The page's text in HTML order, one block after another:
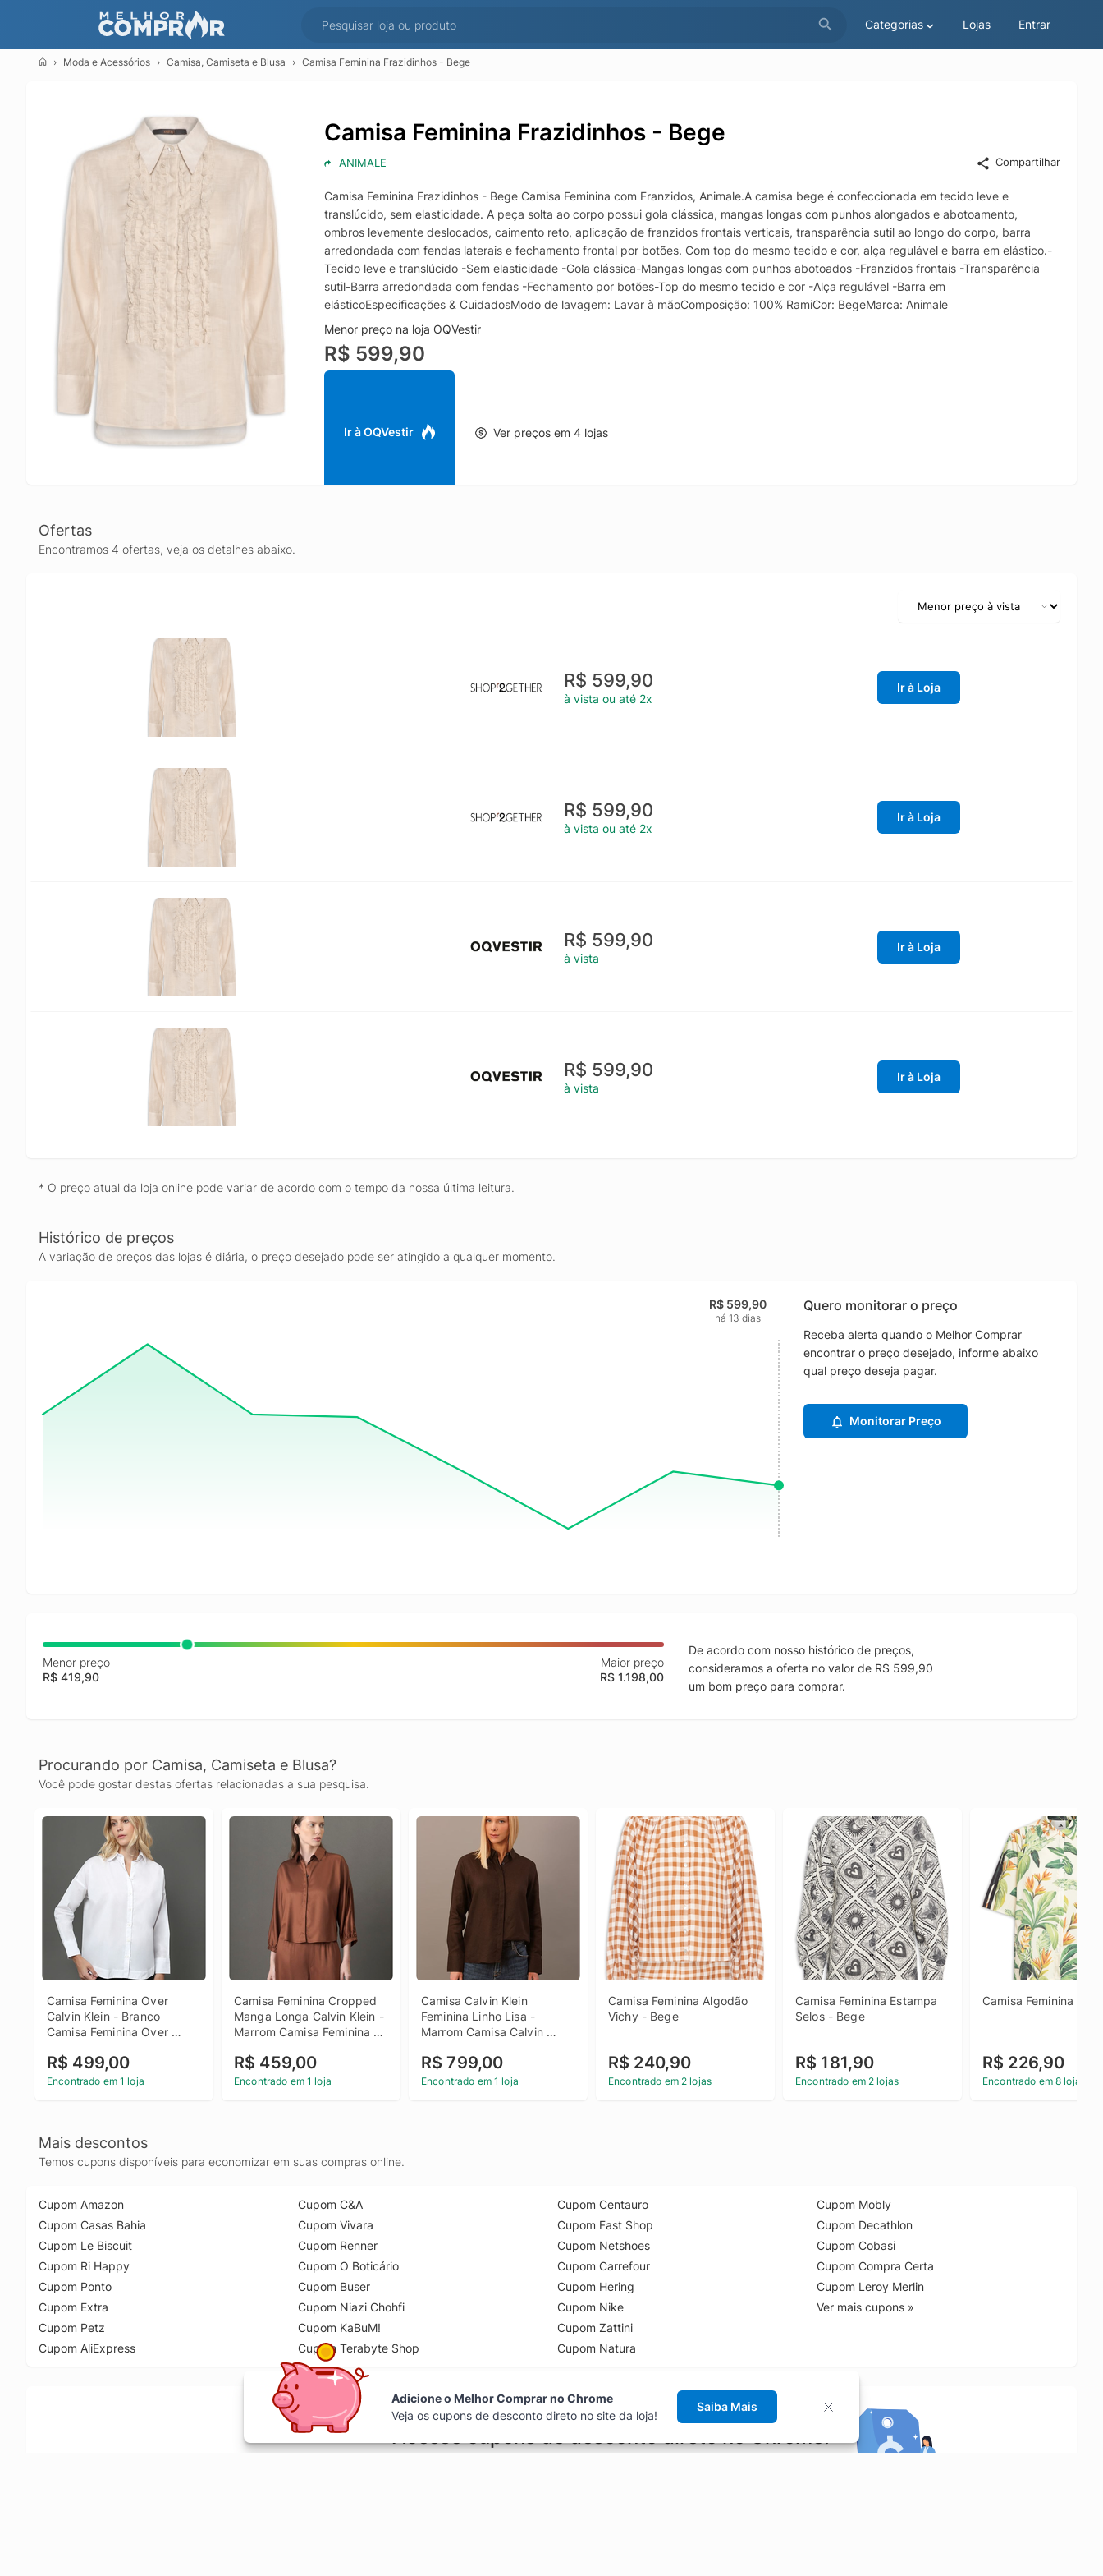
Categorias Lojas Entrar
Moda e Acessórios Camisa, Camiseta e Blusa Camisa Feminina Frazidinhos - Bege
Camisa Feminina Frazidinhos - Bege
ANIMALE Compartilhar
Camisa Feminina Frazidinhos - Bege Camisa Feminina com Franzidos, Animale.A camisa bege é confeccionada em tecido leve e
translúcido, sem elasticidade. A peça solta ao corpo possui gola clássica, mangas longas com punhos alongados e abotoamento,
ombros levemente deslocados, caimento reto, aplicação de franzidos frontais verticais, transparência sutil ao longo do corpo, barra
arredondada com fendas laterais e fechamento frontal por botões. Com top do mesmo tecido e cor, alça regulável e barra em elástico.-
Tecido leve e translúcido -Sem elasticidade -Gola clássica-Mangas longas com punhos abotoados -Franzidos frontais -Transparência
sutil-Barra arredondada com fendas -Fechamento por botões-Top do mesmo tecido e cor -Alça regulável -Barra em
elásticoEspecificações & CuidadosModo de lavagem: Lavar à mãoComposição: 100% RamiCor: BegeMarca: Animale
Menor preço na loja OQVestir
R$ 599,90
Ir à OQVestir Ver preços em 4 lojas
Ofertas
Encontramos 4 ofertas, veja os detalhes abaixo.
R$ 599,90
à vista ou até 2x
Ir à Loja
R$ 599,90
à vista ou até 2x
Ir à Loja
R$ 599,90
à vista
Ir à Loja
R$ 599,90
à vista
Ir à Loja
* O preço atual da loja online pode variar de acordo com o tempo da nossa última leitura.
Histórico de preços
A variação de preços das lojas é diária, o preço desejado pode ser atingido a qualquer momento.
R$ 599,90
há 13 dias
Quero monitorar o preço
Receba alerta quando o Melhor Comprar
encontrar o preço desejado, informe abaixo
qual preço deseja pagar.
Monitorar Preço
Menor preço
R$ 419,90
Maior preço
R$ 1.198,00
De acordo com nosso histórico de preços,
consideramos a oferta no valor de R$ 599,90
um bom preço para comprar.
Procurando por Camisa, Camiseta e Blusa?
Você pode gostar destas ofertas relacionadas a sua pesquisa.
Camisa Feminina Over
Calvin Klein - Branco
Camisa Feminina Over
R$ 499,00
Encontrado em 1 loja
Camisa Feminina Cropped
Manga Longa Calvin Klein -
Marrom Camisa Feminina
Calvin Klein Marrom 40
R$ 459,00
Encontrado em 1 loja
Camisa Calvin Klein
Feminina Linho Lisa -
Marrom Camisa Calvin
Marrom 40
R$ 799,00
Encontrado em 1 loja
Camisa Feminina Algodão
Vichy - Bege
R$ 240,90
Encontrado em 2 lojas
Camisa Feminina Estampa
Selos - Bege
R$ 181,90
Encontrado em 2 lojas
Camisa Feminina -
R$ 226,90
Encontrado em 8 lojas
Mais descontos
Temos cupons disponíveis para economizar em suas compras online.
Cupom Amazon
Cupom Casas Bahia
Cupom Le Biscuit
Cupom Ri Happy
Cupom Ponto
Cupom Extra
Cupom Petz
Cupom AliExpress
Cupom C&A
Cupom Vivara
Cupom Renner
Cupom O Boticário
Cupom Buser
Cupom Niazi Chohfi
Cupom KaBuM!
Cupom Terabyte Shop
Cupom Centauro
Cupom Fast Shop
Cupom Netshoes
Cupom Carrefour
Cupom Hering
Cupom Nike
Cupom Zattini
Cupom Natura
Cupom Mobly
Cupom Decathlon
Cupom Cobasi
Cupom Compra Certa
Cupom Leroy Merlin
Ver mais cupons »
Acesse cupons de desconto direto no Chrome!
Adicione o Melhor Comprar no Chrome
Veja os cupons de desconto direto no site da loja!
Saiba Mais